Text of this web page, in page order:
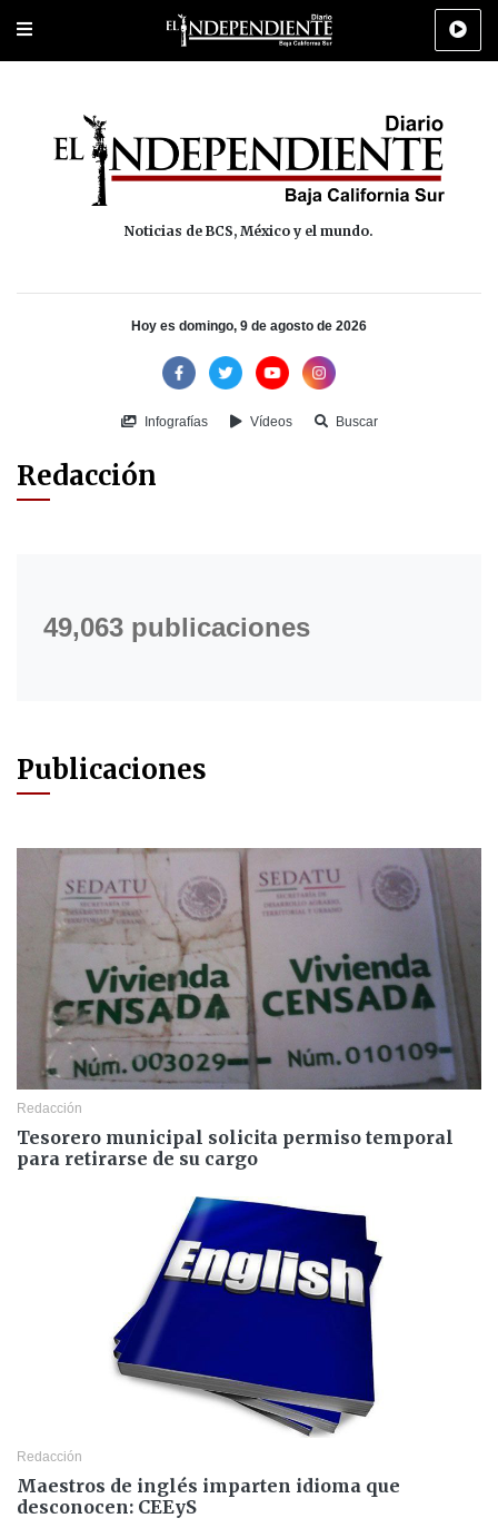
Portada Los Cabos Policiaca Deportes Cultura
Noticias de BCS, México y el mundo.
Hoy es domingo, 9 de agosto de 2026
Infografías Vídeos Buscar
Redacción
49,063 publicaciones
Publicaciones
Redacción
Tesorero municipal solicita permiso temporal
para retirarse de su cargo
Redacción
Maestros de inglés imparten idioma que
desconocen: CEEyS